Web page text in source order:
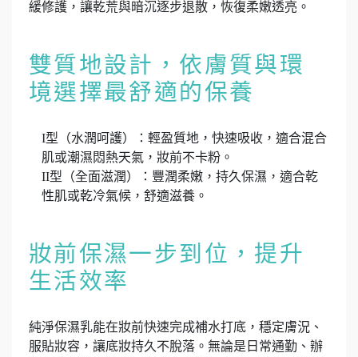
緩修護，讓乾荒與暗沉逐步退散，恢復柔嫩透亮。
雙質地設計，依膚質與環
境選擇最舒適的保養
I型（水潤呵護）：輕盈質地，快速吸收，適合混合
肌或潮濕悶熱天氣，妝前不卡粉。
II型（全面滋潤）：豐潤柔嫩，持久保濕，適合乾
性肌或乾冷氣候，舒適滋養。
妝前保濕一步到位，提升
生活效率
純淨保濕乳能在妝前快速完成補水打底，穩定膚況、
服貼妝容，讓底妝持久不脫落。無論是日常通勤、辦